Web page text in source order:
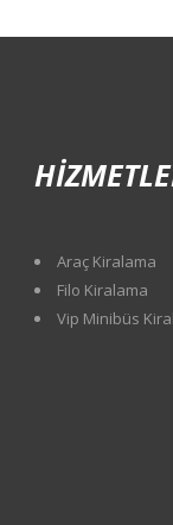
Araç Kiralama
Filo Kiralama
Vip Minibüs